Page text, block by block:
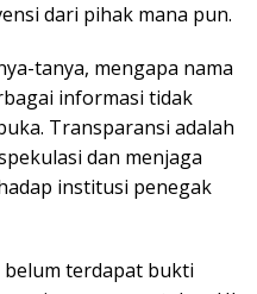
dari pihak mana pun.
tanya, mengapa nama
informasi tidak
Transparansi adalah
dan menjaga
institusi penegak
terdapat bukti